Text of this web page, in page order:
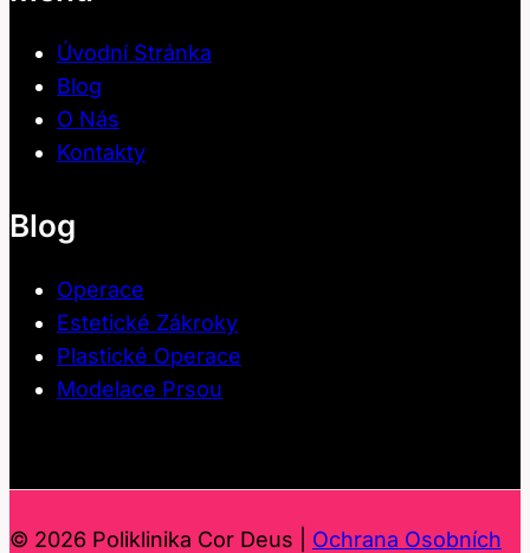
Úvodní Stránka
Blog
O Nás
Kontakty
Blog
Operace
Estetické Zákroky
Plastické Operace
Modelace Prsou
© 2026 Poliklinika Cor Deus | Ochrana Osobních